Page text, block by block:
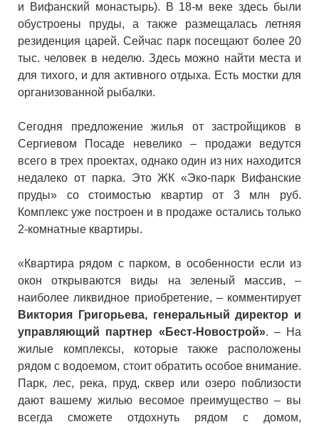
и Вифанский монастырь). В 18-м веке здесь были
обустроены пруды, а также размещалась летняя
резиденция царей. Сейчас парк посещают более 20
тыс. человек в неделю. Здесь можно найти места и
для тихого, и для активного отдыха. Есть мостки для
организованной рыбалки.
Сегодня предложение жилья от застройщиков в
Сергиевом Посаде невелико – продажи ведутся
всего в трех проектах, однако один из них находится
недалеко от парка. Это ЖК «Эко-парк Вифанские
пруды» со стоимостью квартир от 3 млн руб.
Комплекс уже построен и в продаже остались только
2-комнатные квартиры.
«Квартира рядом с парком, в особенности если из
окон открываются виды на зеленый массив, –
наиболее ликвидное приобретение, – комментирует
Виктория Григорьева, генеральный директор и
управляющий партнер «Бест-Новострой». – На
жилые комплексы, которые также расположены
рядом с водоемом, стоит обратить особое внимание.
Парк, лес, река, пруд, сквер или озеро поблизости
дают вашему жилью весомое преимущество – вы
всегда сможете отдохнуть рядом с домом,